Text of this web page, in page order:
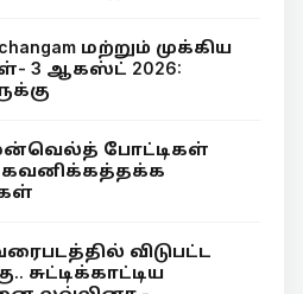
மற்றும் முக்கிய
3 ஆகஸ்ட் 2026:
போட்டிகள்
கவனிக்கத்தக்க
விடுபட்ட
சுட்டிக்காட்டிய